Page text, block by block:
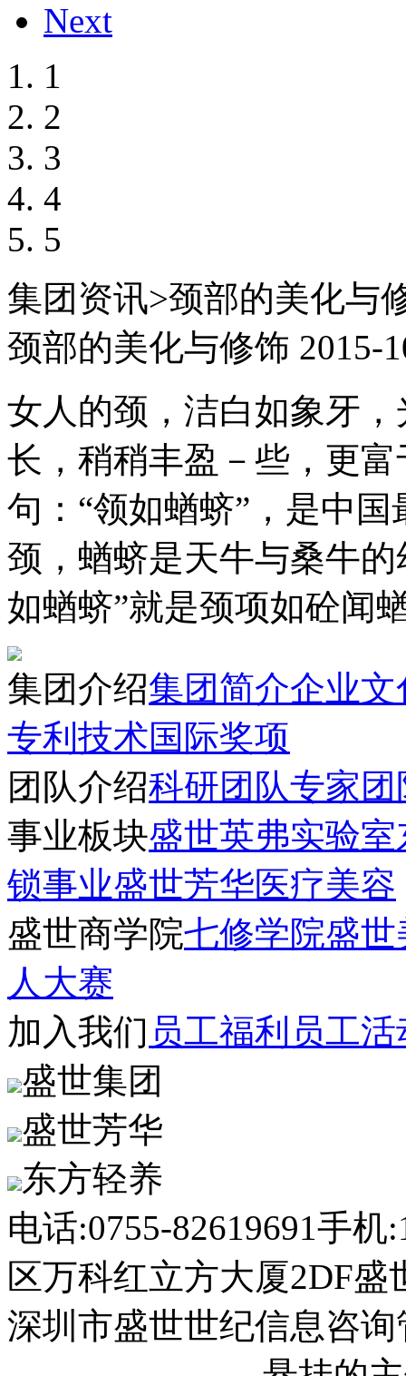
Next
1
2
3
4
5
集团资讯>颈部的美化与
颈部的美化与修饰 2015-
女人的颈，洁白如象牙
长，稍稍丰盈－些，更
句：“领如蝤蛴”，是中
颈，蝤蛴是天牛与桑牛
如蝤蛴”就是颈项如砼闻
集团介绍集团简介企业文
专利技术国际奖项
团队介绍科研团队专家团
事业板块盛世英弗实验室
锁事业盛世芳华医疗美容
盛世商学院七修学院盛世
人大赛
加入我们 员工福利 员工活
盛世集团
盛世芳华
东方轻养
电话:0755-82619691手机
区万科红立方大厦2DF盛
深圳市盛世世纪信息咨